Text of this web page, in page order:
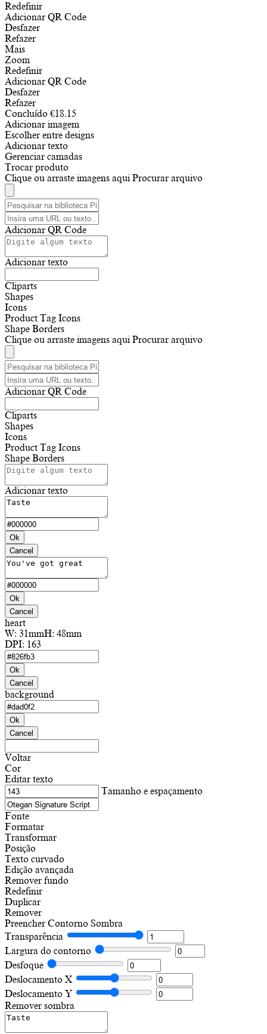
Redefinir
Adicionar QR Code
Desfazer
Refazer
Mais
Zoom
Redefinir
Adicionar QR Code
Desfazer
Refazer
Concluído €18.15
Adicionar imagem
Escolher entre designs
Adicionar texto
Gerenciar camadas
Trocar produto
Clique ou arraste imagens aqui Procurar arquivo
Adicionar QR Code
Adicionar texto
Cliparts
Shapes
Icons
Product Tag Icons
Shape Borders
Clique ou arraste imagens aqui Procurar arquivo
Adicionar QR Code
Cliparts
Shapes
Icons
Product Tag Icons
Shape Borders
Adicionar texto
Ok
Cancel
Ok
Cancel
heart
W: 31mmH: 48mm
DPI: 163
Ok
Cancel
background
Ok
Cancel
Voltar
Cor
Editar texto
Tamanho e espaçamento
Fonte
Formatar
Transformar
Posição
Texto curvado
Edição avançada
Remover fundo
Redefinir
Duplicar
Remover
Preencher Contorno Sombra
Transparência
Largura do contorno
Desfoque
Deslocamento X
Deslocamento Y
Remover sombra